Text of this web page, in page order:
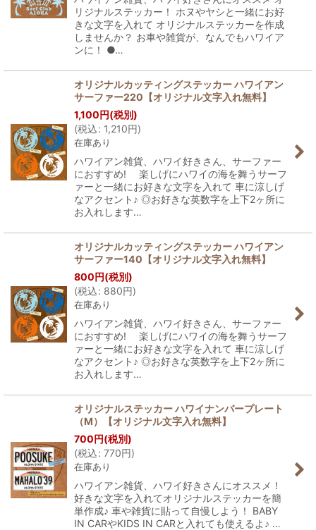
リジナルステッカー！ ホヌやヤシと一緒にお好
きな文字を入れて オリジナルステッカーを作成
しませんか？ お車や雑貨が、なんでもハワイア
ンに！ ●…
オリジナルカッティングステッカー ハワイアン
サーファー220【オリジナル文字入れ無料】
1,100円(税別)
(税込: 1,210円)
在庫あり
ハワイアン雑貨、ハワイ好きさん、サーファー
におすすめ! 楽しげにハワイの海を舞うサーフ
ァーと一緒にお好きな文字を入れて 車に涼しげ
なアクセント♪ ◎お好きな英数字を上下2ヶ所に
お入れします…
オリジナルカッティングステッカー ハワイアン
サーファー140【オリジナル文字入れ無料】
800円(税別)
(税込: 880円)
在庫あり
ハワイアン雑貨、ハワイ好きさん、サーファー
におすすめ! 楽しげにハワイの海を舞うサーフ
ァーと一緒にお好きな文字を入れて 車に涼しげ
なアクセント♪ ◎お好きな英数字を上下2ヶ所に
お入れします…
オリジナルステッカー ハワイナンバープレート
（M）【オリジナル文字入れ無料】
700円(税別)
(税込: 770円)
在庫あり
ハワイアン雑貨、ハワイ好きさんにオススメ！
好きな文字を入れてオリジナルステッカーを簡
単作成♪ 車や雑貨に貼って自慢しよう！ BABY
IN CARやKIDS IN CARと入れても使えるよ♪ …